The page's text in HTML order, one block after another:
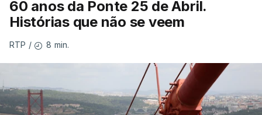
60 anos da Ponte 25 de Abril.
Histórias que não se veem
RTP / 8 min.